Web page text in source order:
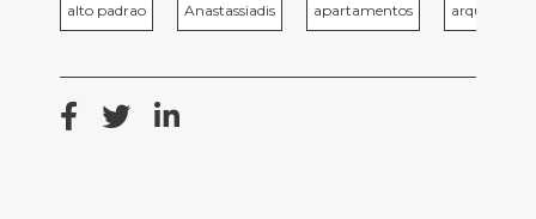
alto padrao Anastassiadis apartamentos arquitetos